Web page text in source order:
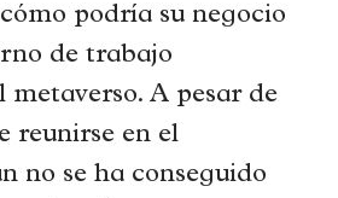
podría su negocio
de trabajo
A pesar de
reunirse en el
no se ha conseguido